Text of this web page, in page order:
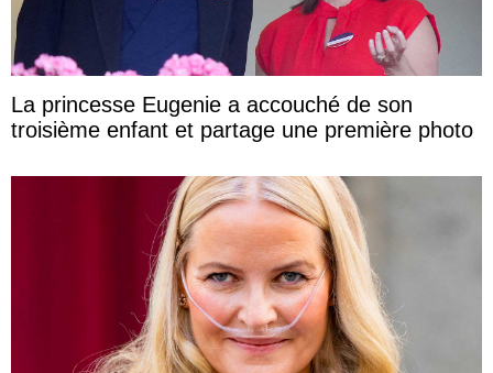
La princesse Eugenie a accouché de son
troisième enfant et partage une première photo